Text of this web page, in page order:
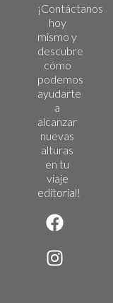
¡Contáctanos
hoy
mismo y
descubre
cómo
podemos
ayudarte
a
alcanzar
nuevas
alturas
en tu
viaje
editorial!